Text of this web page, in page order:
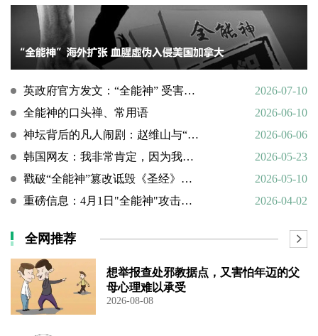
英政府官方发文：“全能神” 受害说辞不实，英国拒为邪教提供庇护
2026-07-10
全能神的口头禅、常用语
2026-06-10
神坛背后的凡人闹剧：赵维山与“女基督”杨向斌的隐秘家庭史
2026-06-06
韩国网友：我非常肯定，因为我亲眼所见。
2026-05-23
戳破“全能神”篡改诋毁《圣经》的荒谬本质
2026-05-10
重磅信息：4月1日"全能神"攻击天主教
2026-04-02
全网推荐
想举报查处邪教据点，又害怕年迈的父
母心理难以承受
2026-08-08